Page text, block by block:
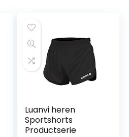
Luanvi heren
Sportshorts
Productserie